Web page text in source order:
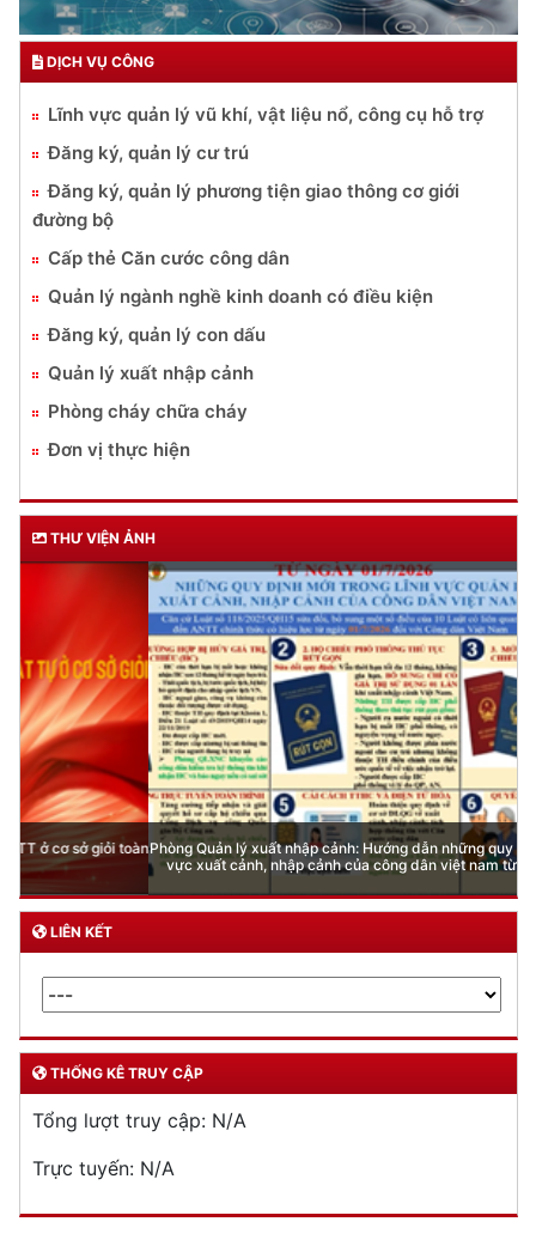
DỊCH VỤ CÔNG
Lĩnh vực quản lý vũ khí, vật liệu nổ, công cụ hỗ trợ
Đăng ký, quản lý cư trú
Đăng ký, quản lý phương tiện giao thông cơ giới
đường bộ
Cấp thẻ Căn cước công dân
Quản lý ngành nghề kinh doanh có điều kiện
Đăng ký, quản lý con dấu
Quản lý xuất nhập cảnh
Phòng cháy chữa cháy
Đơn vị thực hiện
THƯ VIỆN ẢNH
Phòng Quản lý xuất nhập cảnh: Hướng dẫn những quy định mới trong lĩnh
vực xuất cảnh, nhập cảnh của công dân việt nam từ ngày 01/7/2026
LIÊN KẾT
THỐNG KÊ TRUY CẬP
Tổng lượt truy cập: N/A
Trực tuyến: N/A